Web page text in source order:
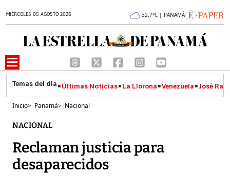
MIÉRCOLES 05 AGOSTO 2026 32.7°C | PANAMÁ
Últimas Noticias La Llorona Venezuela José
Inicio> Panamá> Nacional
NACIONAL
Reclaman justicia para
desaparecidos